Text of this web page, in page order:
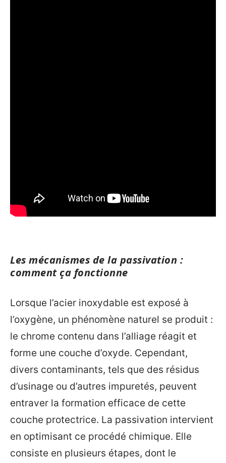
Les mécanismes de la passivation :
comment ça fonctionne
Lorsque l’acier inoxydable est exposé à
l’oxygène, un phénomène naturel se produit :
le chrome contenu dans l’alliage réagit et
forme une couche d’oxyde. Cependant,
divers contaminants, tels que des résidus
d’usinage ou d’autres impuretés, peuvent
entraver la formation efficace de cette
couche protectrice. La passivation intervient
en optimisant ce procédé chimique. Elle
consiste en plusieurs étapes, dont le